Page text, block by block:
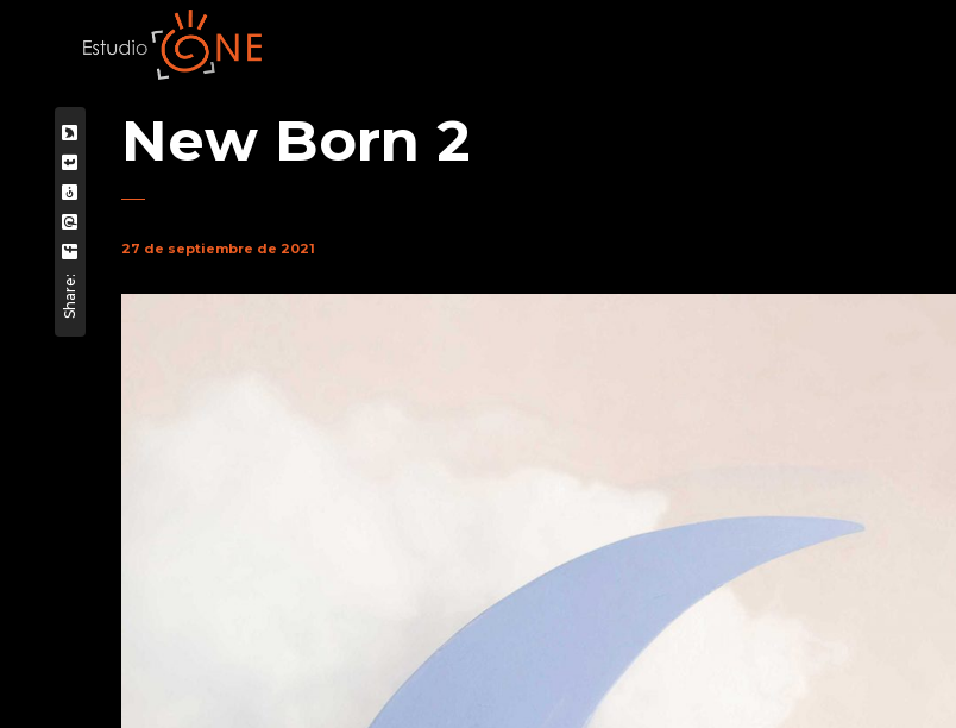
Share:
New Born 2
27 de septiembre de 2021